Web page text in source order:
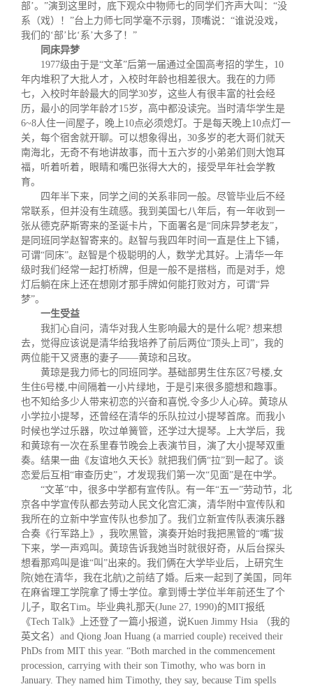
部’。”演到这里时，底下观众中物师七的同学们齐声大叫：“没
系（戏）！”台上力师七同学毫不示弱，顶嘴说：“谁说没戏，
我们的‘部’比‘系’大多了！”
同床异梦
1977级由于是“文革”后第一届通过全国高考招的学生，10
年内堆积了大批人才，入校时年龄也相差很大。我在的力师
七，入校时年龄最大的同学30岁，这些人有很丰富的社会经
历，最小的同学年龄才15岁，高中都没读完。当时清华学生是
6~8人住一间屋子，晚上10点必须熄灯。于是每天晚上10点灯一
关，每个宿舍就开聊。可以想象得出，30多岁的老大哥们就天
南海北，无奇不有地讲故事，而十五六岁的小弟弟们则大饱耳
福，听着听着，眼睛和嘴巴张得大大的，接受早年社会学教
育。
四年半下来，同学之间的关系非同一般。尽管毕业后不经
常联系，但并没有生疏感。我到美国七八年后，有一年收到一
张从德克萨斯寄来的圣诞卡片，下面署名是“同床异梦老友”，
是同班同学赵智寄来的。赵智与我四年时间一直是住上下铺，
可谓“同床”。赵智是个极聪明的人，数学尤其好。上清华一年
级时我们经常一起打桥牌，但是一般不是搭档，而是对手，熄
灯后躺在床上还在想刚才那手牌如何能打败对方，可谓“异
梦”。
一生受益
我扪心自问，清华对我人生影响最大的是什么呢? 想来想
去，觉得应该说是清华给我培养了前后两位“顶头上司”，我的
两位能干又贤惠的妻子——黄琼和吕玫。
黄琼是我力师七的同班同学。基础部男生住东区7号楼,女
生住6号楼,中间隔着一小片绿地，于是引来很多臆想和趣事。
也不知给多少人带来初恋的兴奋和喜悦,令多少人心碎。黄琼从
小学拉小提琴，还曾经在清华的乐队拉过小提琴首席。而我小
时候也学过乐器，吹过单簧管，还学过大提琴。上大学后，我
和黄琼有一次在系里春节晚会上表演节目，演了大小提琴双重
奏。结果一曲《友谊地久天长》就把我们俩“拉”到一起了。谈
恋爱后互相“审查历史”，才发现我们第一次“见面”是在中学。
“文革”中，很多中学都有宣传队。有一年“五一”劳动节，北
京各中学宣传队都去劳动人民文化宫汇演，清华附中宣传队和
我所在的立新中学宣传队也参加了。我们立新宣传队表演乐器
合奏《行军路上》，我吹黑管，演奏开始时我把黑管的“嘴”拔
下来，学一声鸡叫。黄琼告诉我她当时就很好奇，从后台探头
想看那鸡叫是谁“叫”出来的。我们俩在大学毕业后，上研究生
院(她在清华，我在北航)之前结了婚。后来一起到了美国，同年
在麻省理工学院拿了博士学位。拿到博士学位半年前还生了个
儿子，取名Tim。毕业典礼那天(June 27, 1990)的MIT报纸
《Tech Talk》上还登了一篇小报道，说Kuen Jimmy Hsia
（我的
英文名） and Qiong Joan Huang (a married couple) received their
PhDs from MIT this year. “Both marched in the commencement
procession, carrying with their son Timothy, who was born in
January. They named him Timothy, they say, because Tim spells